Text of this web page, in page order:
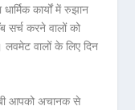
कार्यों में रुझान
सर्च करने वालों को
वालों के लिए दिन
आपको अचानक से